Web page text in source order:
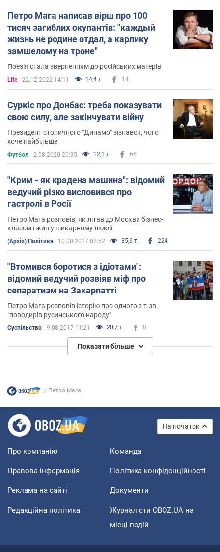
Петро Мага написав вірш про 100
тисяч загиблих окупантів: "каждый
жизнь не родине отдал, а карлику
замшелому на троне"
Поезія стала зверненням до російських матерів
Lite 22.12.2022 14:11 14,4 т. 14
Суркіс про Донбас: треба показувати
свою силу, але закінчувати війну
Президент столичного "Динамо" зізнався, чого
хоче найбільше
Футбол 2.08.2020 20:35 12,1 т. 66
"Крим - як крадена машина": відомий
ведучий різко висловився про
гастролі в Росії
Петро Мага розповів, як літав до Москви бізнес-
класом і жив у шикарному люксі
(Архів) Політика 10.08.2017 07:52 35,6 т. 224
"Втомився боротися з ідіотами":
відомий ведучий розвіяв міф про
сепаратизм на Закарпатті
Петро Мага розповів історію про одного з т.зв.
"поводирів русинського народу"
Суспільство 9.08.2017 11:21 20,7 т. 8
Показати більше
Петро Мага
На початок
Про компанію Команда
Правова інформація Політика конфіденційності
Реклама на сайті Документи
Редакційна політика
Журналісти OBOZ.UA на
місці подій